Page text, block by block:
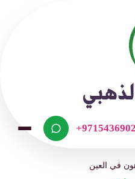
في العين